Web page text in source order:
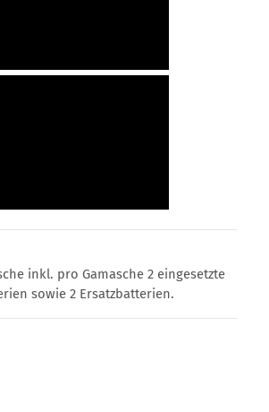
inkl. pro Gamasche 2 eingesetzte
sowie 2 Ersatzbatterien.